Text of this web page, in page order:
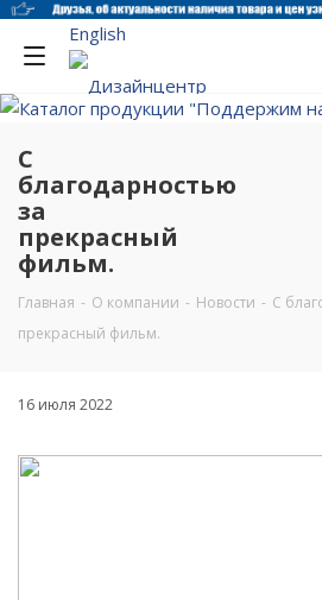
English
С
благодарностью
за
прекрасный
фильм.
Главная - О компании - Новости - С
прекрасный фильм.
16 июля 2022